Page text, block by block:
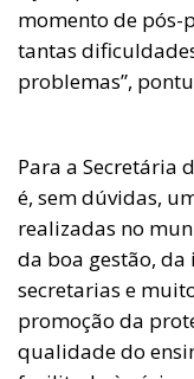
momento de
tantas
problemas”,
Para a Secretária
é, sem dúvidas,
realizadas no
da boa gestão,
secretarias e
promoção da
qualidade do